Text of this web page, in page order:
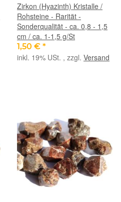
Zirkon (Hyazinth) Kristalle /
Rohsteine - Rarität -
Sonderqualität - ca. 0,8 - 1,5
cm / ca. 1-1,5 g/St
1,50 € *
inkl. 19% USt. , zzgl. Versand